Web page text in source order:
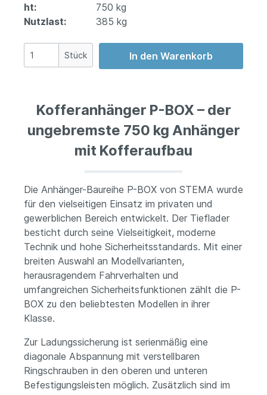
ht:
750 kg
Nutzlast:
385 kg
Stück In den Warenkorb
Kofferanhänger P-BOX – der
ungebremste 750 kg Anhänger
mit Kofferaufbau
Die Anhänger-Baureihe P-BOX von STEMA wurde
für den vielseitigen Einsatz im privaten und
gewerblichen Bereich entwickelt. Der Tieflader
besticht durch seine Vielseitigkeit, moderne
Technik und hohe Sicherheitsstandards. Mit einer
breiten Auswahl an Modellvarianten,
herausragendem Fahrverhalten und
umfangreichen Sicherheitsfunktionen zählt die P-
BOX zu den beliebtesten Modellen in ihrer
Klasse.
Zur Ladungssicherung ist serienmäßig eine
diagonale Abspannung mit verstellbaren
Ringschrauben in den oberen und unteren
Befestigungsleisten möglich. Zusätzlich sind im